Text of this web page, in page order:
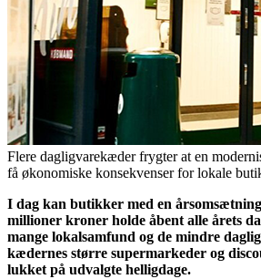
Flere dagligvarekæder frygter at en
få økonomiske konsekvenser for lokale
I dag kan butikker med en
millioner kroner holde åbent alle årets
mange lokalsamfund og de mindre
kædernes større supermarkeder og
lukket på udvalgte helligdage.